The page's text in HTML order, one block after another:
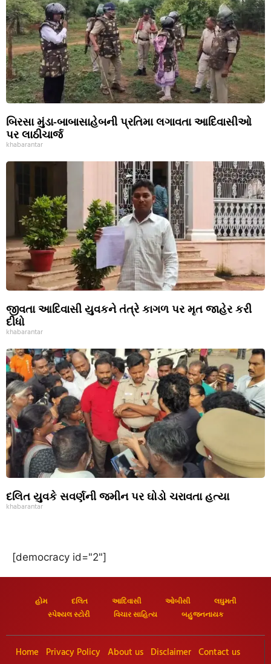
બિરસા મુંડા-બાબાસાહેબની પ્રતિમા લગાવતા આદિવાસીઓ
પર લાઠીચાર્જ
khabarantar
જીવતા આદિવાસી યુવકને તંત્રે કાગળ પર મૃત જાહેર કરી
દીધો
khabarantar
દલિત યુવકે સવર્ણની જમીન પર ઘોડો ચરાવતા હત્યા
khabarantar
[democracy id="2"]
હોમ દલિત આદિવાસી ઓબીસી
લઘુમતી
સ્પેશ્યલ સ્ટોરી
વિચાર સાહિત્ય બહુજનનાયક
Home Privacy Policy About us Disclaimer Contact us